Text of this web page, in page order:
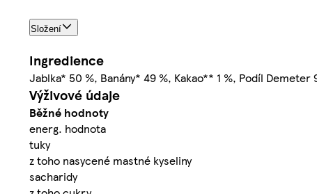
Složení
Ingredience
Jablka* 50 %, Banány* 49 %, Kakao** 1 %, Podíl
Výživové údaje
Běžné hodnoty
energ. hodnota
tuky
z toho nasycené mastné kyseliny
sacharidy